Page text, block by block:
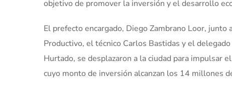
objetivo de promover la inversión y el desarrollo
El prefecto encargado, Diego Zambrano Loor,
Productivo, el técnico Carlos Bastidas y el
Hurtado, se desplazaron a la ciudad para impulsar
cuyo monto de inversión alcanzan los 14 millones